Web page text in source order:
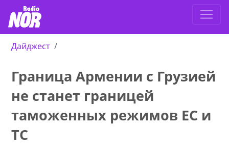
Дайджест
Граница Армении с Грузией
не станет границей
таможенных режимов ЕС и
ТС